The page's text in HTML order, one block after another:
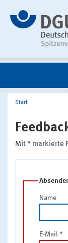
Start
Mit * markierte
Absender
Name
E-Mail *